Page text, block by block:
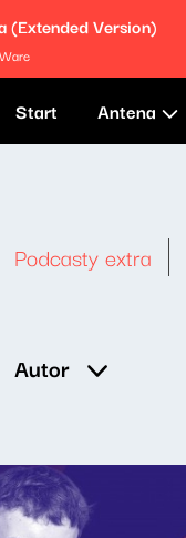
(Extended Version)
Start Antena
Podcasty extra
Autor